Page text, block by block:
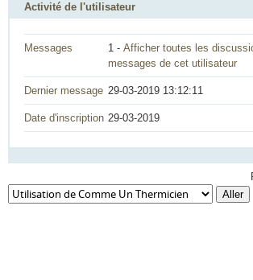
Activité de l'utilisateur
Messages 1 - Afficher toutes les
messages de cet utilisateur
Dernier message 29-03-2019 13:12:11
Date d'inscription 29-03-2019